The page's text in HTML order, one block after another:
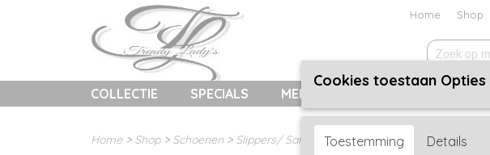
Home Shop
COLLECTIE SPECIALS MERKEN
Home > Shop> Schoenen > Slippers/ Sandalen> Slipper Gold Bronze
Cookies toestaan Opties
Toestemming Details